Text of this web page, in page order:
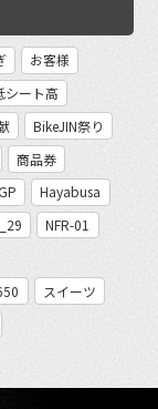
お客様
シート高
BikeJIN祭り
商品券
Hayabusa
NFR-01
スイーツ